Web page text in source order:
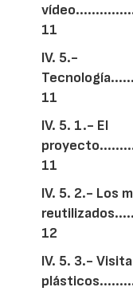
11
IV. 5.-
11
IV. 5. 1.- El
11
IV. 5. 2.- Los
12
IV. 5. 3.-